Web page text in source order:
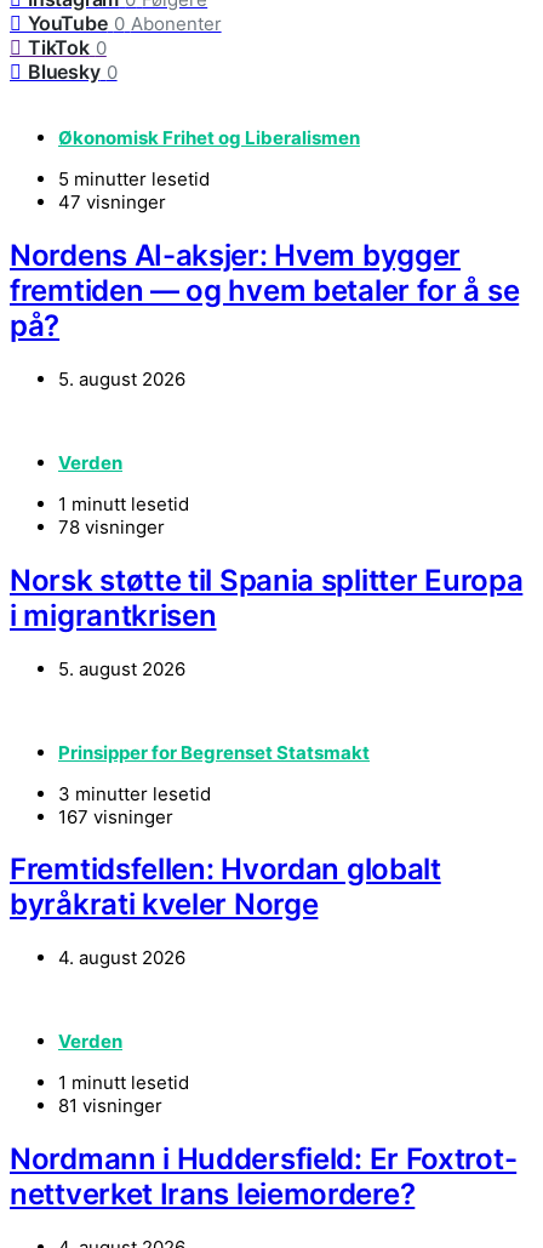
YouTube 0 Abonenter
TikTok 0
Bluesky 0
Økonomisk Frihet og Liberalismen
5 minutter lesetid
47 visninger
Nordens AI-aksjer: Hvem bygger
fremtiden — og hvem betaler for å se
på?
5. august 2026
Verden
1 minutt lesetid
78 visninger
Norsk støtte til Spania splitter Europa
i migrantkrisen
5. august 2026
Prinsipper for Begrenset Statsmakt
3 minutter lesetid
167 visninger
Fremtidsfellen: Hvordan globalt
byråkrati kveler Norge
4. august 2026
Verden
1 minutt lesetid
81 visninger
Nordmann i Huddersfield: Er Foxtrot-
nettverket Irans leiemordere?